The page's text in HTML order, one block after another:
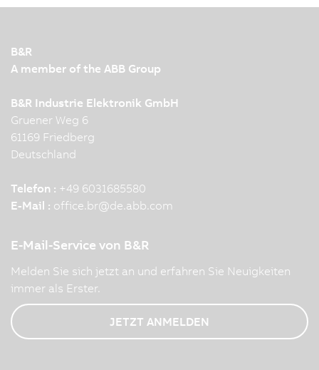
B&R
A member of the ABB Group
B&R Industrie Elektronik GmbH
Gruener Weg 6
61169 Friedberg
Deutschland
Telefon : +49 6031685580
E-Mail : office.br@de.abb.com
E-Mail-Service von B&R
Melden Sie sich jetzt an und erfahren Sie Neuigkeiten
immer als Erster.
JETZT ANMELDEN